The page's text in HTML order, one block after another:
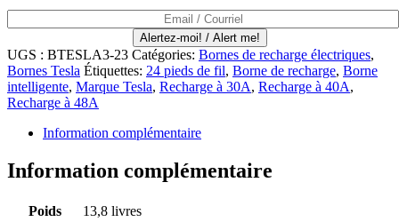
Alertez-moi! / Alert me!
UGS : BTESLA3-23 Catégories: Bornes de recharge électriques,
Bornes Tesla Étiquettes: 24 pieds de fil, Borne de recharge, Borne
intelligente, Marque Tesla, Recharge à 30A, Recharge à 40A,
Recharge à 48A
Information complémentaire
Information complémentaire
Poids
13,8 livres